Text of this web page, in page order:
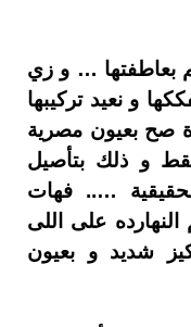
بعاطفتها … و زي
و نعيد تركيبها
صح بعيون مصرية
و ذلك بتأصيل
….. فهات
النهارده على اللى
شديد و بعيون